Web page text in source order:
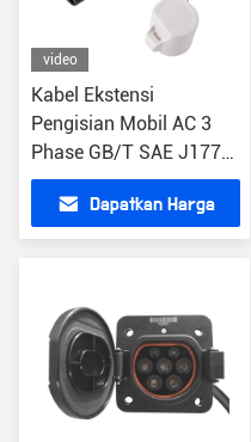
video
Kabel Ekstensi
Pengisian Mobil AC 3
Phase GB/T SAE J1772
Kabel Ekstensi
Dapatkan Harga